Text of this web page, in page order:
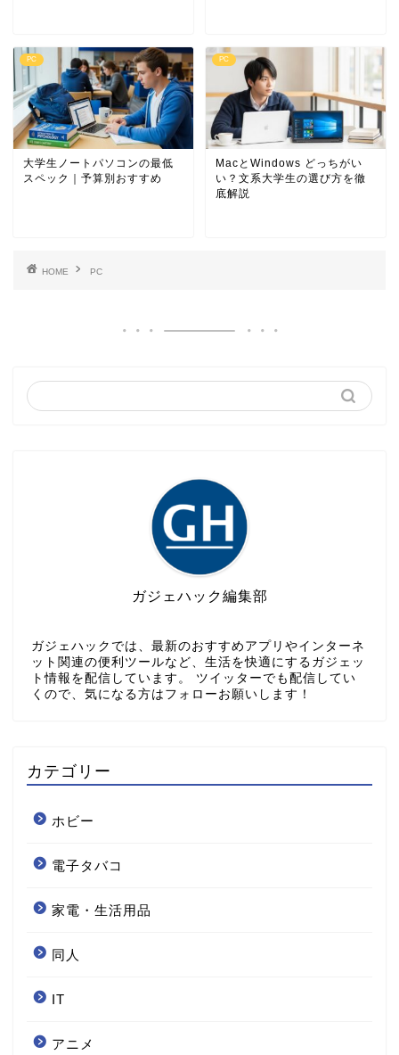
PC
大学生ノートパソコンの最低
スペック｜予算別おすすめ
PC
MacとWindows どっちがい
い？文系大学生の選び方を徹
底解説
HOME PC
ガジェハック編集部
ガジェハックでは、最新のおすすめアプリやインターネ
ット関連の便利ツールなど、生活を快適にするガジェッ
ト情報を配信しています。 ツイッターでも配信してい
くので、気になる方はフォローお願いします！
カテゴリー
ホビー
電子タバコ
家電・生活用品
同人
IT
アニメ